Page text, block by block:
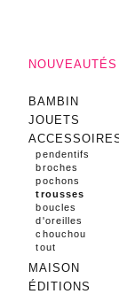
NOUVEAUTÉS
BAMBIN
JOUETS
pendentifs
broches
pochons
trousses
boucles
d'oreilles
chouchou
tout
MAISON
ÉDITIONS